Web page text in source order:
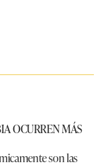
OCURREN MÁS
son las